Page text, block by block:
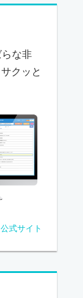
な非
クッと
式サイト